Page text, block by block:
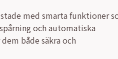
med smarta funktioner
och automatiska
både säkra och